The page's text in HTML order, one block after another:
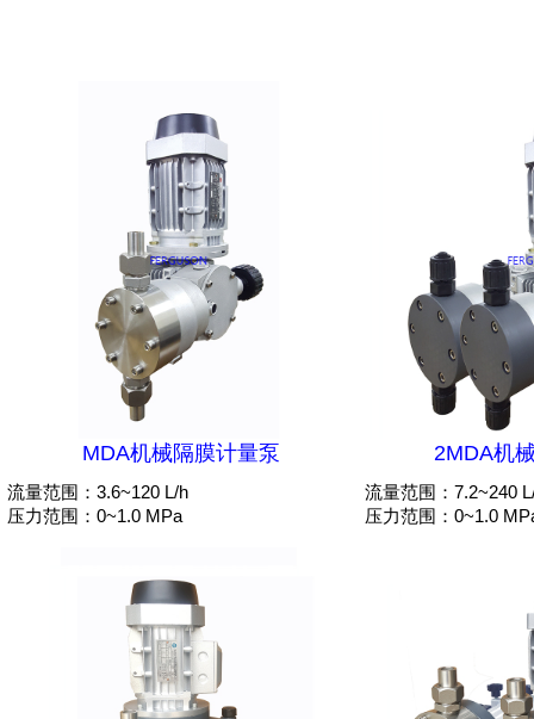
MDA机械隔膜计量泵
流量范围：3.6~120 L/h
压力范围：0~1.0 MPa
2MDA机
流量范围：7.2~240
压力范围：0~1.0